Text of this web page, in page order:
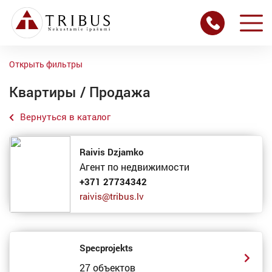
Открыть фильтры
Квартиры / Продажа
Вернуться в каталог
Raivis Dzjamko
Агент по недвижимости
+371 27734342
raivis@tribus.lv
Specprojekts
27 объектов